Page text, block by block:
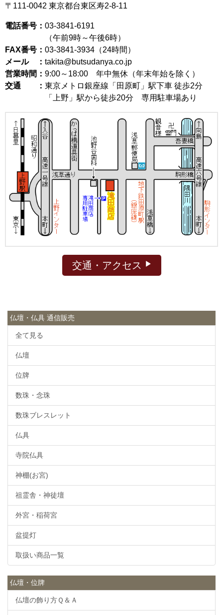
〒111-0042 東京都台東区寿2-8-11
電話番号： 03-3841-6191
（午前9時～午後6時）
FAX番号： 03-3841-3934（24時間）
メール ： takita@butsudanya.co.jp
営業時間： 9:00～18:00 年中無休（年末年始を除く）
交通 ： 東京メトロ銀座線「田原町」駅下車 徒歩2分
「上野」駅から徒歩20分 専用駐車場あり
交通・アクセス
仏壇・仏具 通信販売
全て見る
仏壇
位牌
数珠・念珠
数珠ブレスレット
仏具
寺院仏具
神棚(お宮)
祖霊舎・神徒壇
外宮・稲荷宮
盆提灯
取扱い商品一覧
仏壇・位牌
仏壇の飾り方Ｑ＆Ａ